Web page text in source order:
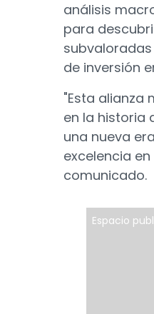
análisis
para
de inversión
"Esta alianza
en la historia
una nueva
excelencia
comunicado.
Espacio